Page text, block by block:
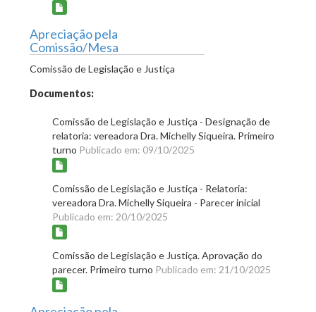
Apreciação pela
Comissão/Mesa
Comissão de Legislação e Justiça
Documentos:
Comissão de Legislação e Justiça - Designação de
relatoria: vereadora Dra. Michelly Siqueira. Primeiro
turno Publicado em: 09/10/2025
Comissão de Legislação e Justiça - Relatoria:
vereadora Dra. Michelly Siqueira - Parecer inicial
Publicado em: 20/10/2025
Comissão de Legislação e Justiça. Aprovação do
parecer. Primeiro turno Publicado em: 21/10/2025